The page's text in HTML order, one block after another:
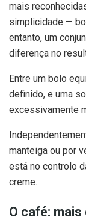
mais
simplicidade —
entanto, um
diferença no
Entre um bolo
definido, e uma
excessivamente
manteiga ou por
está no controlo
creme.
O café: